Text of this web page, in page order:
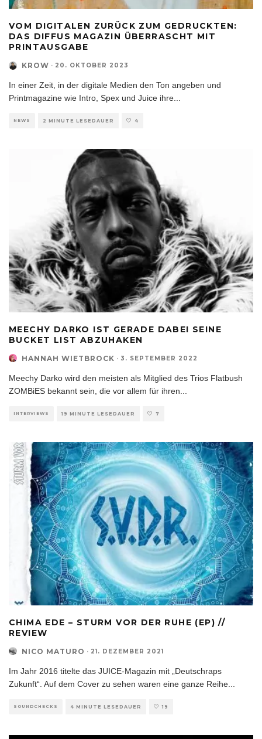
VOM DIGITALEN ZURÜCK ZUM GEDRUCKTEN:
DAS DIFFUS MAGAZIN ÜBERRASCHT MIT
PRINTAUSGABE
KROW · 20. OKTOBER 2023
In einer Zeit, in der digitale Medien den Ton angeben und
Printmagazine wie Intro, Spex und Juice ihre...
NEWS 2 MINUTE LESEDAUER 4
MEECHY DARKO IST GERADE DABEI SEINE
BUCKET LIST ABZUHAKEN
HANNAH WIETBROCK · 3. SEPTEMBER 2022
Meechy Darko wird den meisten als Mitglied des Trios Flatbush
ZOMBiES bekannt sein, die vor allem für ihren
INTERVIEWS 19 MINUTE LESEDAUER 7
CHIMA EDE – STURM VOR DER RUHE (EP) //
REVIEW
NICO MATURO · 21. DEZEMBER 2021
Im Jahr 2016 titelte das JUICE-Magazin mit „Deutschraps
Zukunft“. Auf dem Cover zu sehen waren eine ganze Reihe
SOUNDCHECKS 4 MINUTE LESEDAUER 19